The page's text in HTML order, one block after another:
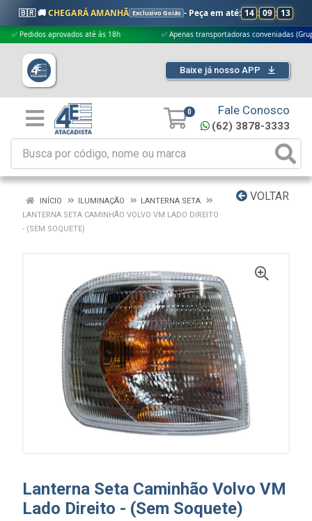
🇧🇷 🚚CHEGARÁ AMANHÃ Exclusivo Goiás - Peça em até: 14 : 09 : 12
aprovados até às 18h ✅ Apenas transportadoras conveniadas (Grupo G5)
Baixe já nosso APP
0 Fale Conosco
(62) 3878-3333
VOLTAR
INÍCIO ILUMINAÇÃO
LANTERNA SETA
LANTERNA SETA CAMINHÃO VOLVO VM LADO DIREITO
- (SEM SOQUETE)
Lanterna Seta Caminhão Volvo VM
Lado Direito - (Sem Soquete)